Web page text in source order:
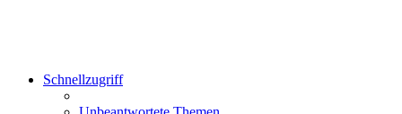
Schnellzugriff